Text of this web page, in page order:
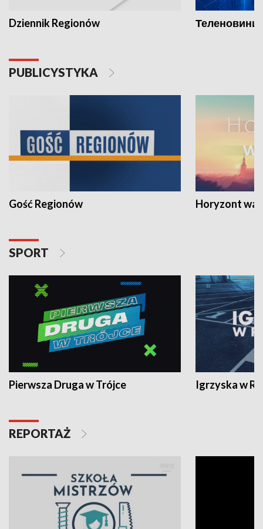
Dziennik Regionów Теленовини
PUBLICYSTYKA
Gość Regionów Horyzont
SPORT
Pierwsza Druga w Trójce Igrzyska w
REPORTAŻ